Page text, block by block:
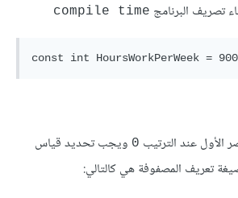
تصريف البرنامج compile time
الأول عند الترتيب 0 ويجب تحديد قياس
تعريف المصفوفة هي كالتالي: